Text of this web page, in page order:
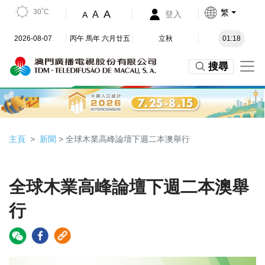
30˚C A A A 登入 繁
2026-08-07 丙午 馬年 六月廿五 立秋 01:18
搜尋
主頁 新聞 > 全球木業高峰論壇下週二本澳舉行
全球木業高峰論壇下週二本澳舉
行